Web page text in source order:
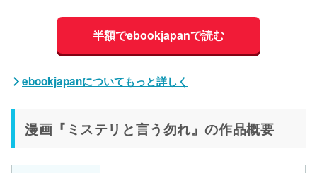
半額でebookjapanで読む
ebookjapanについてもっと詳しく
漫画『ミステリと言う勿れ』の作品概要